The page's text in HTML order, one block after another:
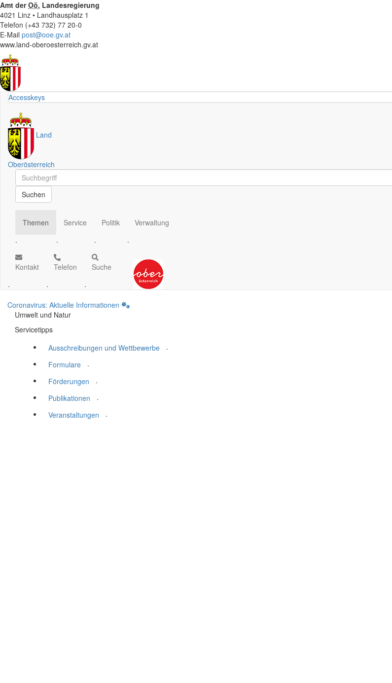
Amt derOö. Landesregierung
4021 Linz • Landhausplatz 1
Telefon (+43 732) 77 20-0
E-Mail post@ooe.gv.at
www.land-oberoesterreich.gv.at
Accesskeys
Land
Oberösterreich
Schnellsuche
Schnellsuche
Suchen
Themen
.
Service
.
Politik
.
Verwaltung
.
Kontakt
.
Telefon
.
Suche
.
Coronavirus: Aktuelle Informationen
Umwelt und Natur
Servicetipps
Ausschreibungen und Wettbewerbe
.
Formulare
.
Förderungen
.
Publikationen
.
Veranstaltungen
.